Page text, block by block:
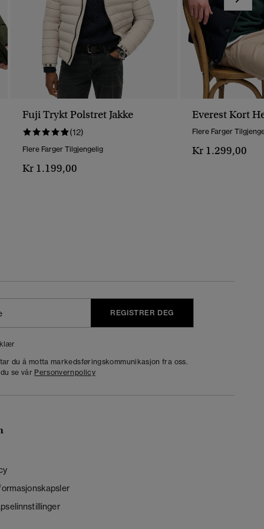
Fuji Trykt Polstret Jakke
(12)
Flere Farger Tilgjengelig
Kr 1.199,00
Everest Kort
Flere Farger
Kr 1.299,00
REGISTRER DEG
du å motta markedsføringskommunikasjon fra oss.
se vår Personvernpolicy